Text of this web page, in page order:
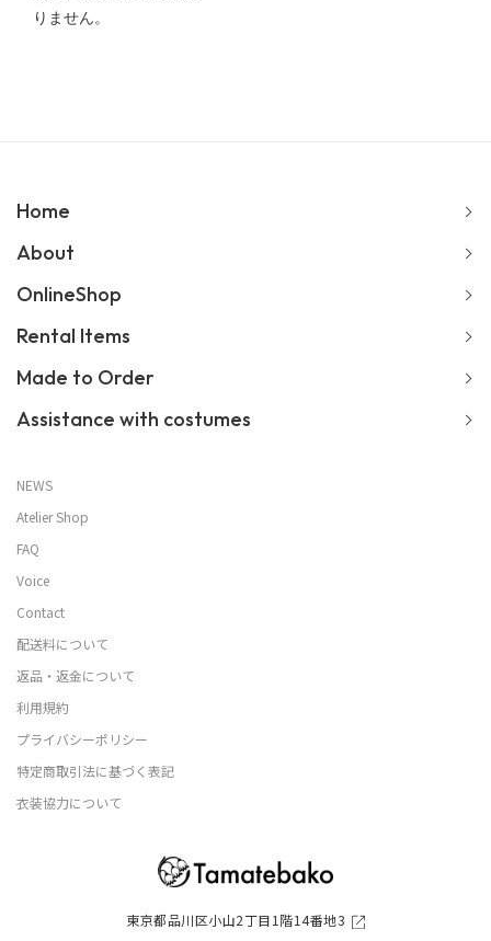
りません。
東京都品川区小山2丁目1階14番地3
Home
About
OnlineShop
Rental Items
Made to Order
Assistance with costumes
NEWS
Atelier Shop
FAQ
Voice
Contact
配送料について
返品・返金について
利用規約
プライバシーポリシー
特定商取引法に基づく表記
衣装協力について